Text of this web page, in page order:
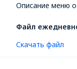
Описание меню
Файл
Скачать файл